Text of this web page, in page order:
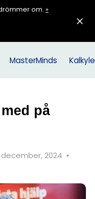
om. »
MasterMinds
på
2024 •